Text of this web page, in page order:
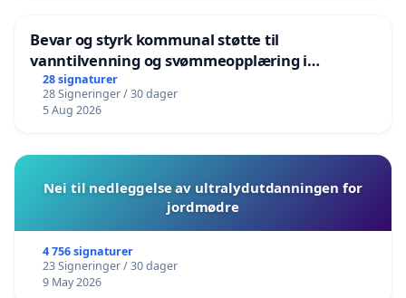
Bevar og styrk kommunal støtte til
vanntilvenning og svømmeopplæring i
barnehagene i Haugesund
28 signaturer
28 Signeringer / 30 dager
5 Aug 2026
Nei til nedleggelse av ultralydutdanningen for
jordmødre
4 756 signaturer
23 Signeringer / 30 dager
9 May 2026